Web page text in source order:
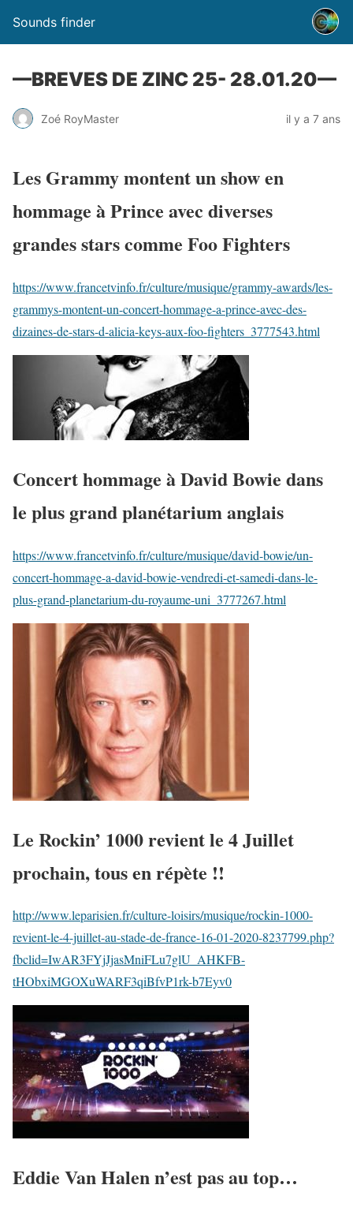
Sounds finder
—BREVES DE ZINC 25- 28.01.20—
Zoé RoyMaster il y a 7 ans
Les Grammy montent un show en
hommage à Prince avec diverses
grandes stars comme Foo Fighters
https://www.francetvinfo.fr/culture/musique/grammy-awards/les-
grammys-montent-un-concert-hommage-a-prince-avec-des-
dizaines-de-stars-d-alicia-keys-aux-foo-fighters_3777543.html
Concert hommage à David Bowie dans
le plus grand planétarium anglais
https://www.francetvinfo.fr/culture/musique/david-bowie/un-
concert-hommage-a-david-bowie-vendredi-et-samedi-dans-le-
plus-grand-planetarium-du-royaume-uni_3777267.html
Le Rockin’ 1000 revient le 4 Juillet
prochain, tous en répète !!
http://www.leparisien.fr/culture-loisirs/musique/rockin-1000-
revient-le-4-juillet-au-stade-de-france-16-01-2020-8237799.php?
fbclid=IwAR3FYjJjasMniFLu7glU_AHKFB-
tHObxiMGOXuWARF3qiBfvP1rk-b7Eyv0
Eddie Van Halen n’est pas au top…